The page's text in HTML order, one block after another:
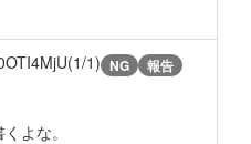
1) NG 報告
よな。